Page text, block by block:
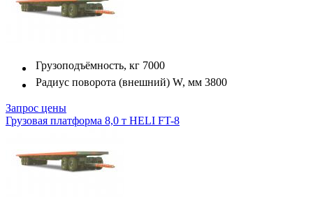
Грузоподъёмность, кг 7000
Радиус поворота (внешний) W, мм 3800
Запрос цены
Грузовая платформа 8,0 т HELI FT-8